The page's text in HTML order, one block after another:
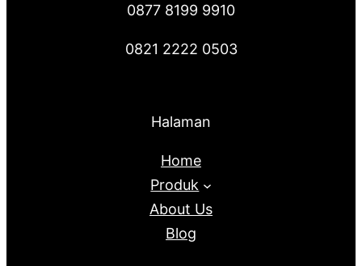
0877 8199 9910
0821 2222 0503
Halaman
Home
Produk
About Us
Blog